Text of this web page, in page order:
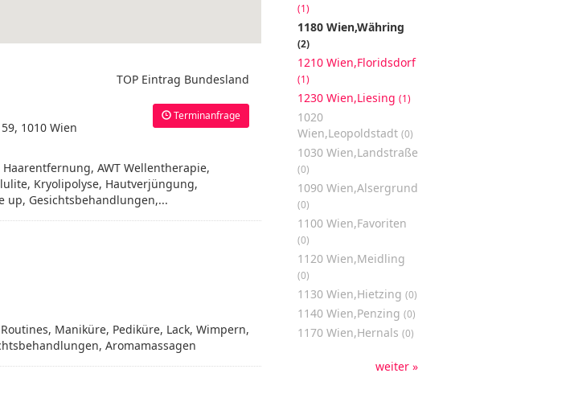
TOP Eintrag Bundesland
Terminanfrage
1010 Wien
AWT Wellentherapie,
Kryolipolyse, Hautverjüngung,
up, Gesichtsbehandlungen,...
Maniküre, Pediküre, Lack, Wimpern,
Aromamassagen
(1)
1180 Wien,Währing
(2)
1210 Wien,Floridsdorf
(1)
1230 Wien,Liesing (1)
1020
Wien,Leopoldstadt (0)
1030 Wien,Landstraße
(0)
1090 Wien,Alsergrund
(0)
1100 Wien,Favoriten
(0)
1120 Wien,Meidling
(0)
1130 Wien,Hietzing (0)
1140 Wien,Penzing (0)
1170 Wien,Hernals (0)
weiter »